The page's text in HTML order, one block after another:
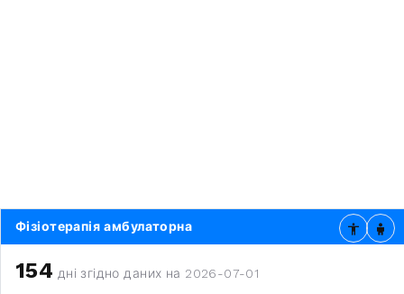
Фізіотерапія амбулаторна
154 дні згідно даних на 2026-07-01